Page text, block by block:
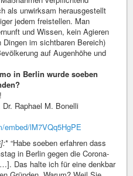
als unwirksam herausgestellt
jedem freistellen. Man
und Wissen, kein Agieren
im sichtbaren Bereich)
auf Augenhöhe und
in Berlin wurde soeben
Raphael M. Bonelli
embed/lM7VQq5HgPE
* “Habe soeben erfahren dass
in Berlin gegen die Corona-
Das halte ich für eine denkbar